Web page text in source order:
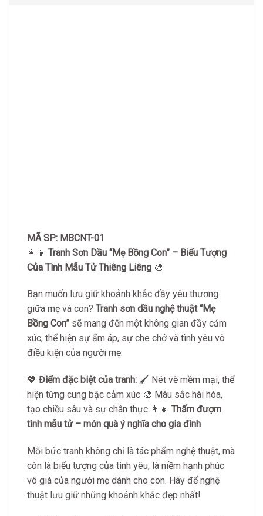
MÃ SP: MBCNT-01
👩‍👦 Tranh Sơn Dầu “Mẹ Bồng Con” – Biểu Tượng
Của Tình Mẫu Tử Thiêng Liêng 🎨
Bạn muốn lưu giữ khoảnh khắc đầy yêu thương
giữa mẹ và con? Tranh sơn dầu nghệ thuật “Mẹ
Bồng Con” sẽ mang đến một không gian đầy cảm
xúc, thể hiện sự ấm áp, sự che chở và tình yêu vô
điều kiện của người mẹ.
💖 Điểm đặc biệt của tranh: 🖌️ Nét vẽ mềm mại, thể
hiện từng cung bậc cảm xúc 🎨 Màu sắc hài hòa,
tạo chiều sâu và sự chân thực 👩‍👧 Thấm đượm
tình mẫu tử – món quà ý nghĩa cho gia đình
Mỗi bức tranh không chỉ là tác phẩm nghệ thuật, mà
còn là biểu tượng của tình yêu, là niềm hạnh phúc
vô giá của người mẹ dành cho con. Hãy để nghệ
thuật lưu giữ những khoảnh khắc đẹp nhất!